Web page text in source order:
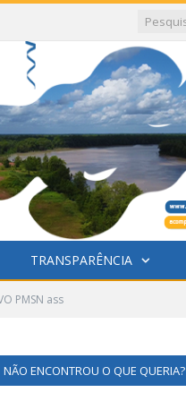
TRANSPARÊNCIA
PMSN ass
NÃO ENCONTROU O QUE QUERIA?